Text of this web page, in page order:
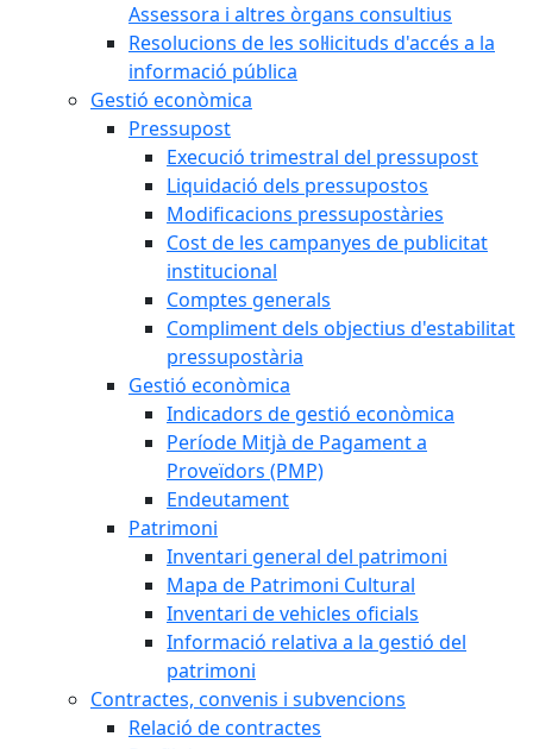
Assessora i altres òrgans consultius
Resolucions de les sol·licituds d'accés a la
informació pública
Gestió econòmica
Pressupost
Execució trimestral del pressupost
Liquidació dels pressupostos
Modificacions pressupostàries
Cost de les campanyes de publicitat
institucional
Comptes generals
Compliment dels objectius d'estabilitat
pressupostària
Gestió econòmica
Indicadors de gestió econòmica
Període Mitjà de Pagament a
Proveïdors (PMP)
Endeutament
Patrimoni
Inventari general del patrimoni
Mapa de Patrimoni Cultural
Inventari de vehicles oficials
Informació relativa a la gestió del
patrimoni
Contractes, convenis i subvencions
Relació de contractes